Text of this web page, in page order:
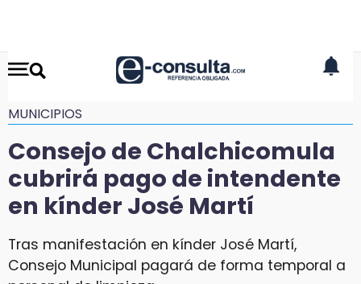
MUNICIPIOS
Consejo de Chalchicomula
cubrirá pago de intendente
en kínder José Martí
Tras manifestación en kínder José Martí,
Consejo Municipal pagará de forma temporal a